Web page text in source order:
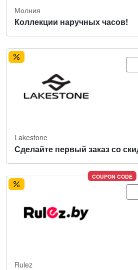
Молния
Коллекции наручных часов!
Lakestone
Сделайте первый заказ со
COUPON CODE
Rulez